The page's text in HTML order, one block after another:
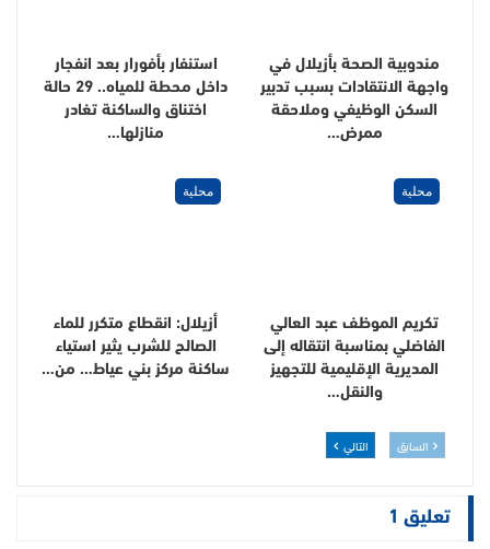
مندوبية الصحة بأزيلال في
واجهة الانتقادات بسبب تدبير
السكن الوظيفي وملاحقة
ممرض…
استنفار بأفورار بعد انفجار
داخل محطة للمياه.. 29 حالة
اختناق والساكنة تغادر
منازلها…
محلية
تكريم الموظف عبد العالي
الفاضلي بمناسبة انتقاله إلى
المديرية الإقليمية للتجهيز
والنقل…
محلية
أزيلال: انقطاع متكرر للماء
الصالح للشرب يثير استياء
ساكنة مركز بني عياط… من…
السابق التالي
تعليق 1